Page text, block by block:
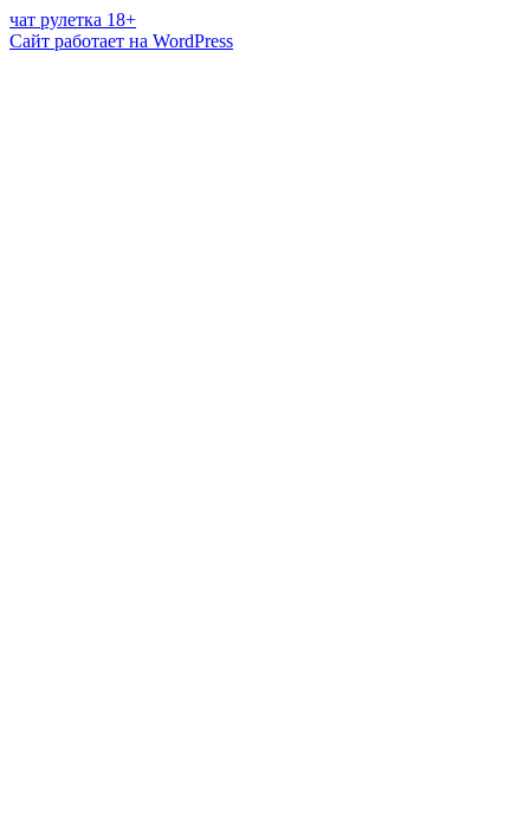
чат рулетка 18+
Сайт работает на WordPress